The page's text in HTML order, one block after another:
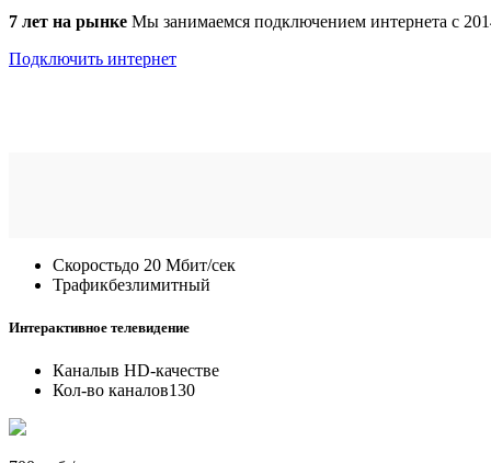
7 лет на рынке Мы занимаемся подключением интернета с
Подключить интернет
Скоростьдо 20 Мбит/сек
Трафикбезлимитный
Интерактивное телевидение
Каналыв HD-качестве
Кол-во каналов130